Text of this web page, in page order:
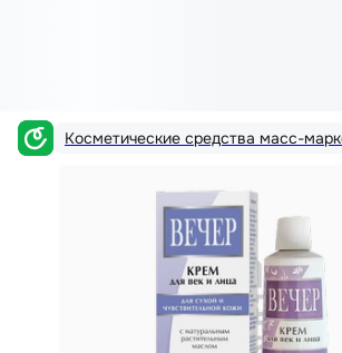
Косметические средства масс-